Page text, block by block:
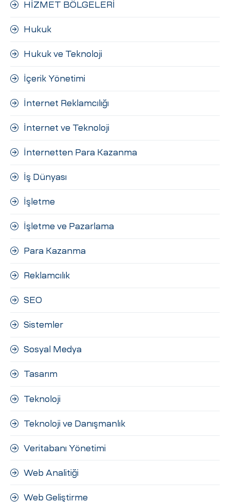
HİZMET BÖLGELERİ
Hukuk
Hukuk ve Teknoloji
İçerik Yönetimi
İnternet Reklamcılığı
İnternet ve Teknoloji
İnternetten Para Kazanma
İş Dünyası
İşletme
İşletme ve Pazarlama
Para Kazanma
Reklamcılık
SEO
Sistemler
Sosyal Medya
Tasarım
Teknoloji
Teknoloji ve Danışmanlık
Veritabanı Yönetimi
Web Analitiği
Web Geliştirme